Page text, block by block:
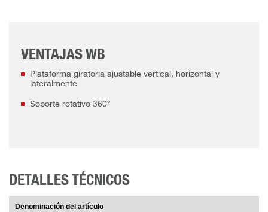
VENTAJAS WB
Plataforma giratoria ajustable vertical, horizontal y
lateralmente
Soporte rotativo 360°
DETALLES TÉCNICOS
Denominación del artículo